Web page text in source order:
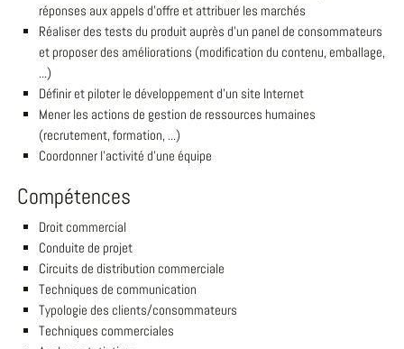
réponses aux appels d'offre et attribuer les marchés
Réaliser des tests du produit auprès d'un panel de consommateurs
et proposer des améliorations (modification du contenu, emballage,
...)
Définir et piloter le développement d'un site Internet
Mener les actions de gestion de ressources humaines
(recrutement, formation, ...)
Coordonner l'activité d'une équipe
Compétences
Droit commercial
Conduite de projet
Circuits de distribution commerciale
Techniques de communication
Typologie des clients/consommateurs
Techniques commerciales